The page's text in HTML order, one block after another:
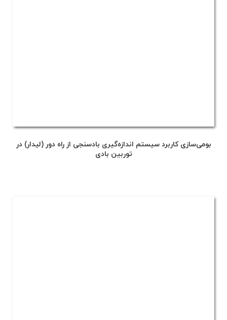
بومی‌سازی کاربرد سیستم اندازه‌گیری بادسنجی از راه دور (لیدار) در
توربین بادی